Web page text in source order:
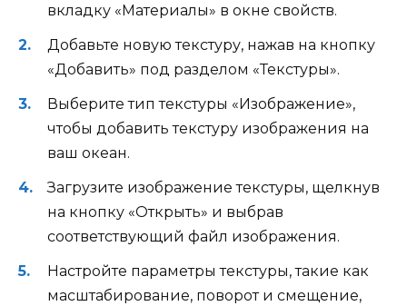
вкладку «Материалы» в окне свойств.
Добавьте новую текстуру, нажав на кнопку
«Добавить» под разделом «Текстуры».
Выберите тип текстуры «Изображение»,
чтобы добавить текстуру изображения на
ваш океан.
Загрузите изображение текстуры, щелкнув
на кнопку «Открыть» и выбрав
соответствующий файл изображения.
Настройте параметры текстуры, такие как
масштабирование, поворот и смещение,